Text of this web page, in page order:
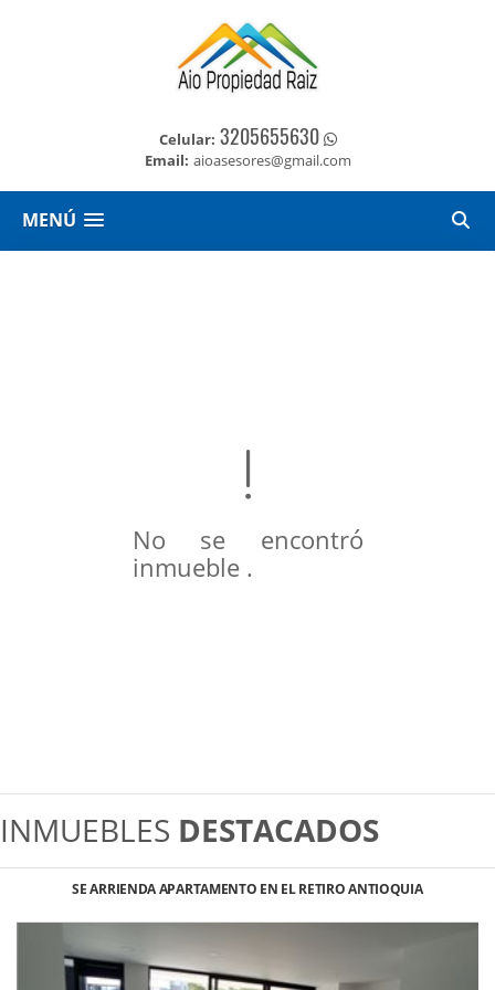
Celular: 3205655630
Email: aioasesores@gmail.com
MENÚ
No se encontró
inmueble .
INMUEBLES DESTACADOS
SE ARRIENDA APARTAMENTO EN EL RETIRO ANTIOQUIA